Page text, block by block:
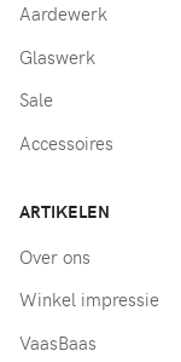
Aardewerk
Glaswerk
Sale
Accessoires
ARTIKELEN
Over ons
Winkel impressie
VaasBaas